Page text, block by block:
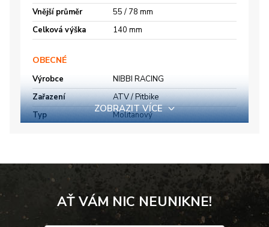
Vnější průměr
55 / 78 mm
Celková výška
140 mm
OBECNÉ
Výrobce
NIBBI RACING
Zařazení
ATV / Pitbike
Typ
Molitanový
ZOBRAZIT VÍCE
AŤ VÁM NIC NEUNIKNE!